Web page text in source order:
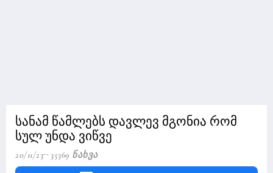
სანამ წამლებს დავლევ მგონია რომ
სულ უნდა ვიწვე
20/11/23 35369 Ნახვა